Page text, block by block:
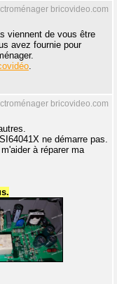
bricovideo.com
viennent de vous être
avez fournie pour
.
bricovideo.com
ne démarre pas.
à réparer ma